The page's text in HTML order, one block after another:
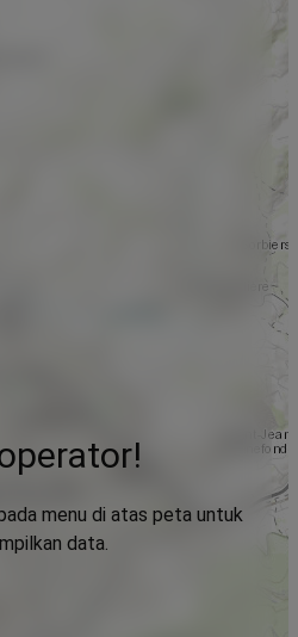
menu di atas peta untuk
data.